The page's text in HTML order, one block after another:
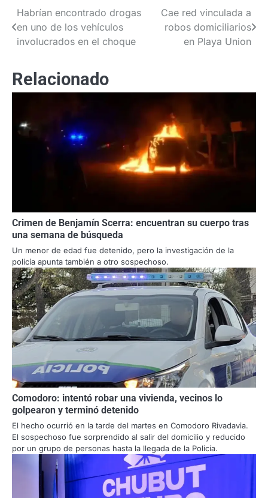
Navegación
de
Habrían encontrado drogas
en uno de los vehículos
involucrados en el choque
Cae red vinculada a
robos domiciliarios
en Playa Union
Relacionado
Crimen de Benjamín Scerra: encuentran su cuerpo tras
una semana de búsqueda
Un menor de edad fue detenido, pero la investigación de la
policía apunta también a otro sospechoso.
Comodoro: intentó robar una vivienda, vecinos lo
golpearon y terminó detenido
El hecho ocurrió en la tarde del martes en Comodoro Rivadavia.
El sospechoso fue sorprendido al salir del domicilio y reducido
por un grupo de personas hasta la llegada de la Policía.